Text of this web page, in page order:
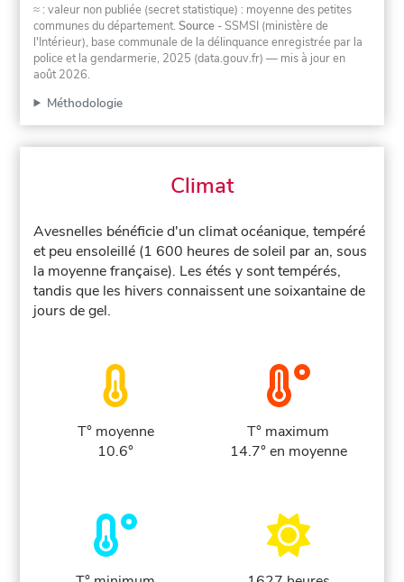
≈ : valeur non publiée (secret statistique) : moyenne des petites
communes du département.Source - SSMSI (ministère de
l'Intérieur), base communale de la délinquance enregistrée par la
police et la gendarmerie, 2025 (data.gouv.fr) — mis à jour en
août 2026.
Méthodologie
Climat
Avesnelles bénéficie d'un climat océanique, tempéré
et peu ensoleillé (1 600 heures de soleil par an, sous
la moyenne française). Les étés y sont tempérés,
tandis que les hivers connaissent une soixantaine de
jours de gel.
T° moyenne
10.6°
T° maximum
14.7° en moyenne